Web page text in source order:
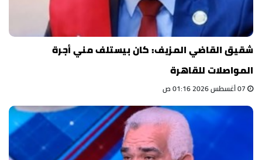
شقيق القاضي المزيف: كان بيستلف مني أجرة
المواصلات للقاهرة